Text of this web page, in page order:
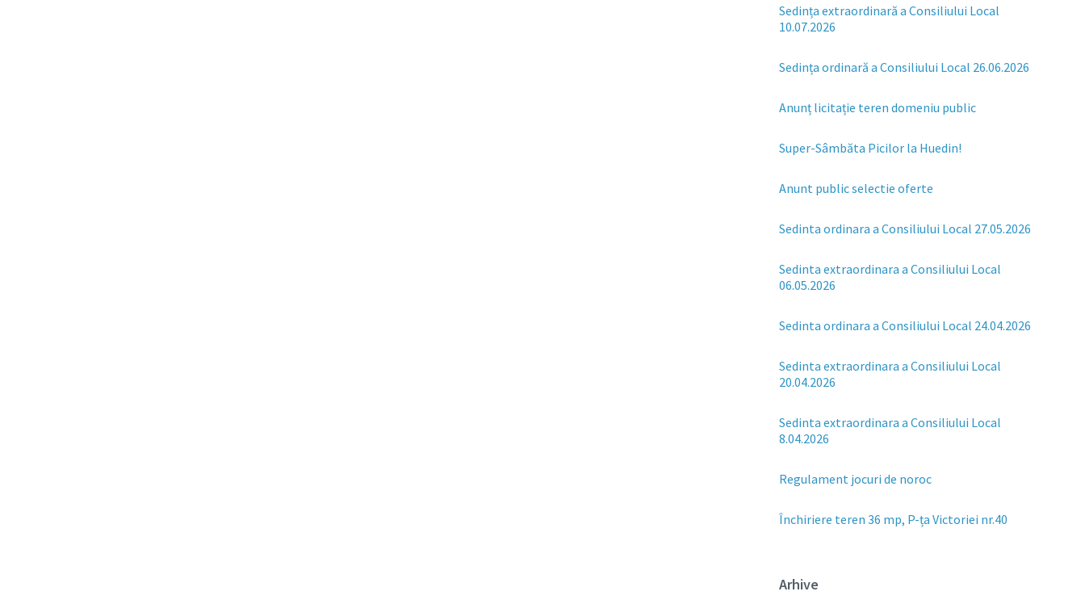
Sedința extraordinară a Consiliului Local
10.07.2026
Sedința ordinară a Consiliului Local 26.06.2026
Anunț licitație teren domeniu public
Super-Sâmbăta Picilor la Huedin!
Anunt public selectie oferte
Sedinta ordinara a Consiliului Local 27.05.2026
Sedinta extraordinara a Consiliului Local
06.05.2026
Sedinta ordinara a Consiliului Local 24.04.2026
Sedinta extraordinara a Consiliului Local
20.04.2026
Sedinta extraordinara a Consiliului Local
8.04.2026
Regulament jocuri de noroc
Închiriere teren 36 mp, P-ța Victoriei nr.40
Arhive